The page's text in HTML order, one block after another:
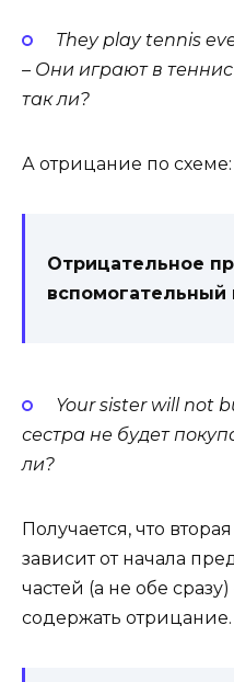
Theyplay ten­nis
– Они играют в
так ли?
А отрицание по схеме:
Отрицательное
вспомогательный
Yoursis­ter will not
сестра не будет
ли?
Получается, что
зависит от начала
частей (а не обе
содержать отрицание.